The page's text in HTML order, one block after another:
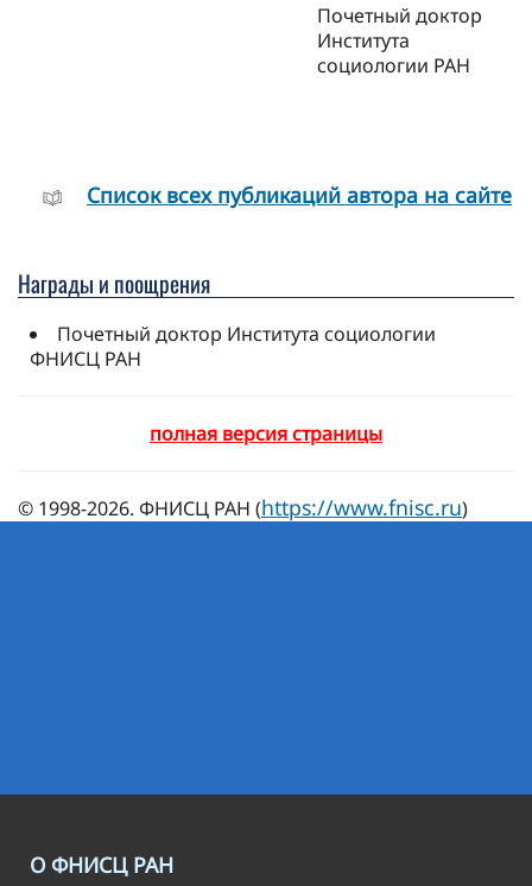
Почетный доктор
Института
социологии РАН
Cписок всех публикаций автора на сайте
Награды и поощрения
Почетный доктор Института социологии
ФНИСЦ РАН
полная версия страницы
© 1998-2026. ФНИСЦ РАН (https://www.fnisc.ru)
О ФНИСЦ РАН